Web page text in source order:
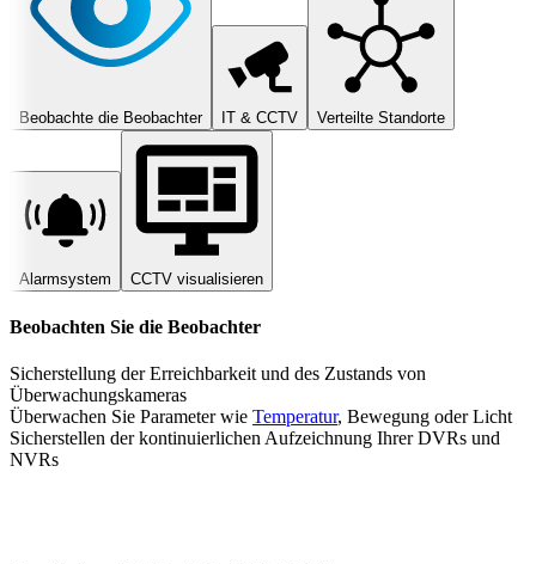
Beobachte die Beobachter IT & CCTV Verteilte Standorte
Alarmsystem CCTV visualisieren
Beobachten Sie die Beobachter
Sicherstellung der Erreichbarkeit und des Zustands von
Überwachungskameras
Überwachen Sie Parameter wie Temperatur, Bewegung oder Licht
Sicherstellen der kontinuierlichen Aufzeichnung Ihrer DVRs und
NVRs